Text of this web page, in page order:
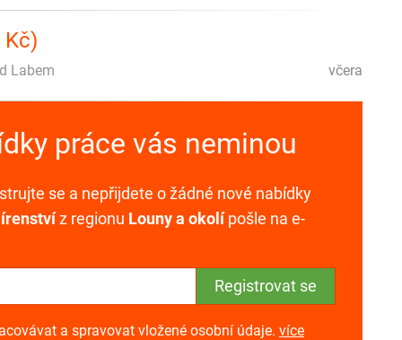
včera
Labem
práce vás neminou
se a nepřijdete o žádné nové nabídky
z regionu Louny a okolípošle na e-
a spravovat vložené osobní údaje. více